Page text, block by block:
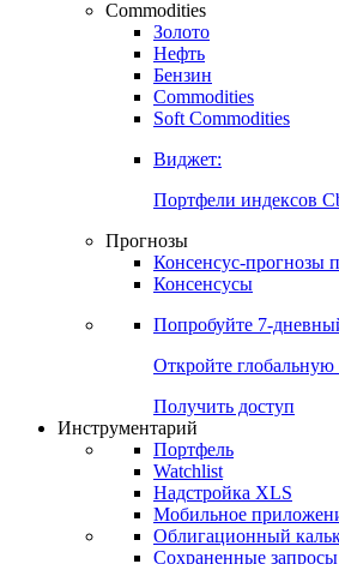
Commodities
Золото
Нефть
Бензин
Commodities
Soft Commodities
Виджет:
Портфели индексов
Прогнозы
Консенсус-прогнозы
Консенсусы
Попробуйте 7-
Откройте
Получить доступ
Инструментарий
Портфель
Watchlist
Надстройка XLS
Мобильное
Облигационный
Сохраненные запросы